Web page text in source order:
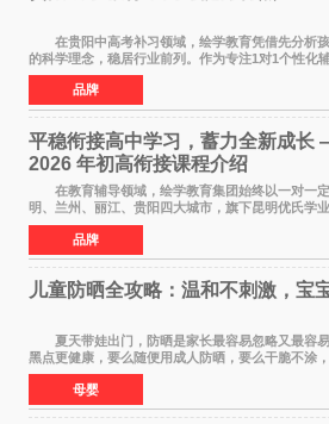
在贵阳中高考补习领域，绘学教育凭借先分析孩
的科学理念，稳居行业前列。作为专注1对1个性化
于构建诊断+规划+执行的完整闭环，不仅覆
品牌
平稳衔接高中学习，蓄力全新成
2026 年初高衔接课程介绍
在教育辅导领域，绘学教育集团始终以一对一
明、兰州、丽江、贵阳四大城市，旗下昆明优氏学
江绘学教育、贵阳绘学教育，凭借 四维定制
品牌
儿童防晒全攻略：温和不刺激，宝
夏天带娃出门，防晒是家长最容易忽略又最容
黑点更健康，要么随便用成人防晒，要么干脆不涂
过敏起疹。儿童皮肤屏障比成人脆弱很多，
母婴